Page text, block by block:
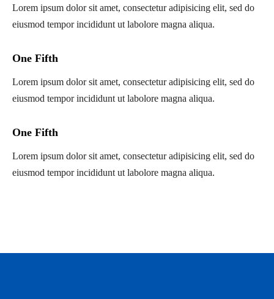
Lorem ipsum dolor sit amet, consectetur adipisicing elit, sed do
eiusmod tempor incididunt ut labolore magna aliqua.
One Fifth
Lorem ipsum dolor sit amet, consectetur adipisicing elit, sed do
eiusmod tempor incididunt ut labolore magna aliqua.
One Fifth
Lorem ipsum dolor sit amet, consectetur adipisicing elit, sed do
eiusmod tempor incididunt ut labolore magna aliqua.